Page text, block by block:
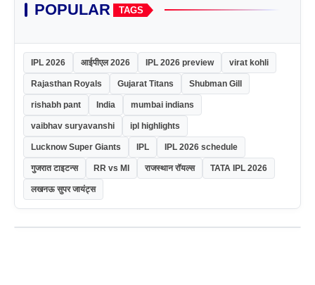
POPULAR TAGS
IPL 2026 आईपीएल 2026 IPL 2026 preview virat kohli
Rajasthan Royals Gujarat Titans Shubman Gill
rishabh pant India mumbai indians
vaibhav suryavanshi ipl highlights
Lucknow Super Giants IPL IPL 2026 schedule
गुजरात टाइटन्स RR vs MI राजस्थान रॉयल्स TATA IPL 2026
लखनऊ सुपर जायंट्स